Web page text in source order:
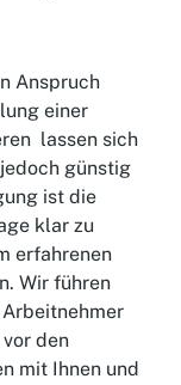
Anspruch
einer
lassen sich
günstig
ist die
klar zu
erfahrenen
Wir führen
den
mit Ihnen und